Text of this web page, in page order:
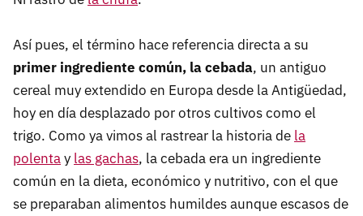
Así pues, el término hace referencia directa a su
primer ingrediente común, la cebada, un antiguo
cereal muy extendido en Europa desde la Antigüedad,
hoy en día desplazado por otros cultivos como el
trigo. Como ya vimos al rastrear la historia de la
polentay las gachas, la cebada era un ingrediente
común en la dieta, económico y nutritivo, con el que
se preparaban alimentos humildes aunque escasos de